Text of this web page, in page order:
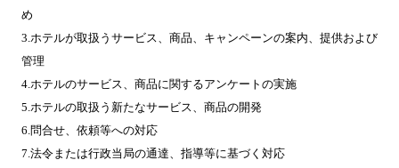
め
3.ホテルが取扱うサービス、商品、キャンペーンの案内、提供および
管理
4.ホテルのサービス、商品に関するアンケートの実施
5.ホテルの取扱う新たなサービス、商品の開発
6.問合せ、依頼等への対応
7.法令または行政当局の通達、指導等に基づく対応